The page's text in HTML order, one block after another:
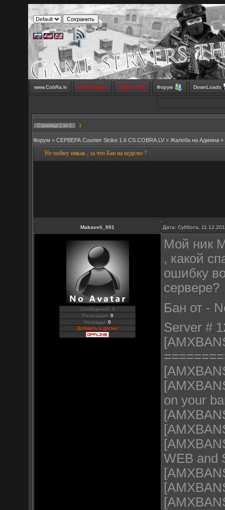
www.CobRa.lv LIVE Stream SMS SHOP Форум DownLoads
Страница 1 из 1 1
Форум » СЕРВЕРА Counter Strike 1.6 CS.COBRA.LV » Жалоба на Админа »
Не пойму никак , за что Бан на неделю ?
Makaveli_001 Дата: Суббота,
Сообщений: 4
Репутация: 0
Награды:0
Добавить в друзья
Мой ник
, какой
ошибку
сервере?
Бан от -
Server #
on your
WEB and